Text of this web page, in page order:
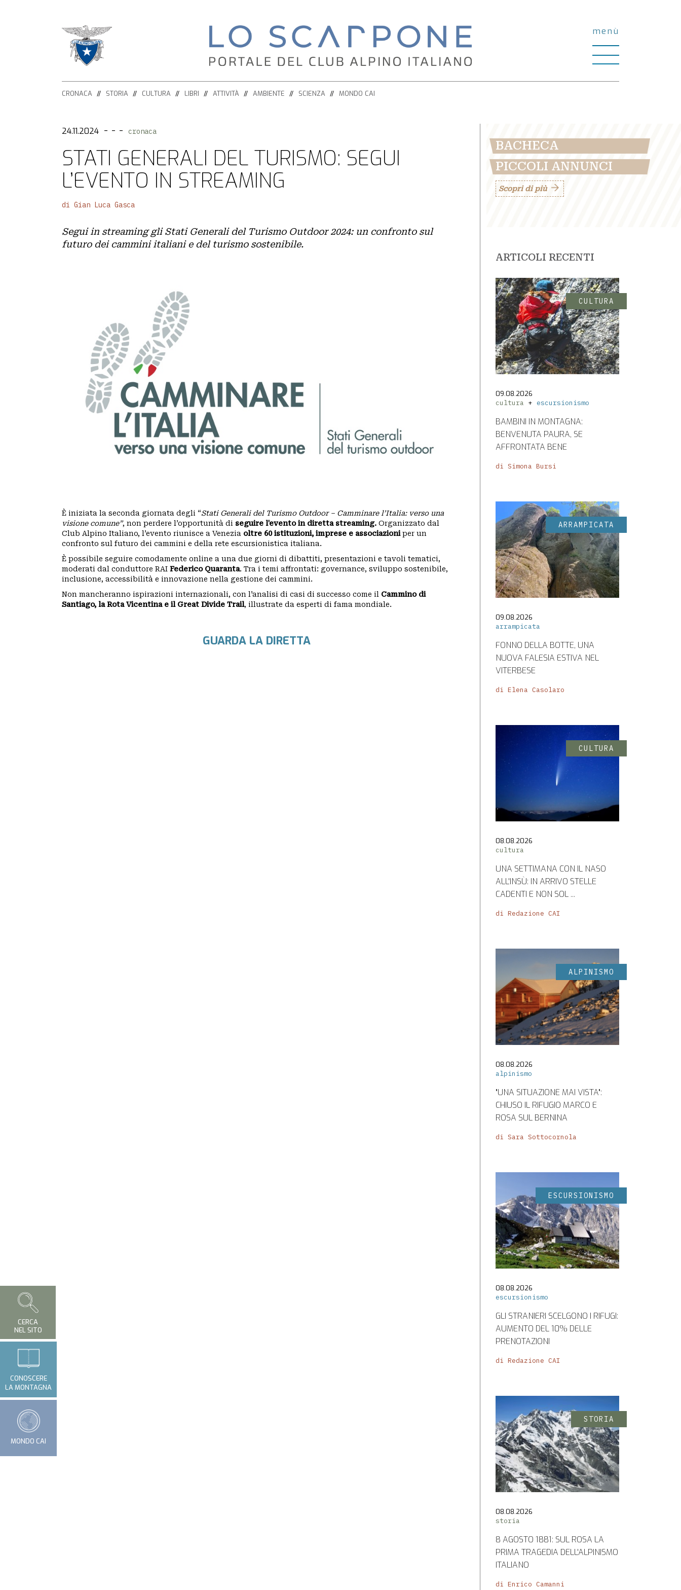
menù
HOME
ATTIVITÀ
ESCURSIONISMO
ALPINISMO
ARRAMPICATA
FERRATE
TORRENTISMO
MONDO
SEZIONI
GRUPPI
REGIONALI
ORGANI
TECNICI
CRONACA STORIA CULTURA LIBRI ATTIVITÀ AMBIENTE SCIENZA MONDO CAI
24.11.2024 - - - cronaca
STATI GENERALI DEL TURISMO: SEGUI
L’EVENTO IN STREAMING
di Gian Luca Gasca
Segui in streaming gli Stati Generali del Turismo Outdoor 2024: un confronto sul
futuro dei cammini italiani e del turismo sostenibile.
È iniziata la seconda giornata degli “Stati Generali del Turismo Outdoor – Camminare l’Italia: verso una
visione comune”, non perdere l’opportunità di seguire l'evento in diretta streaming. Organizzato dal
Club Alpino Italiano, l’evento riunisce a Venezia oltre 60 istituzioni, imprese e associazioniper un
confronto sul futuro dei cammini e della rete escursionistica italiana.
È possibile seguire comodamente online a una due giorni di dibattiti, presentazioni e tavoli tematici,
moderati dal conduttore RAI Federico Quaranta. Tra i temi affrontati: governance, sviluppo sostenibile,
inclusione, accessibilità e innovazione nella gestione dei cammini.
Non mancheranno ispirazioni internazionali, con l’analisi di casi di successo come il Cammino di
Santiago, la Rota Vicentina e il Great Divide Trail, illustrate da esperti di fama mondiale.
GUARDA LA DIRETTA
BACHECA
PICCOLI ANNUNCI
Scopri di più
ARTICOLI RECENTI
CULTURA
09.08.2026
cultura
escursionismo
BAMBINI IN MONTAGNA:
BENVENUTA PAURA, SE
AFFRONTATA BENE
di Simona Bursi
ARRAMPICATA
09.08.2026
arrampicata
FONNO DELLA BOTTE, UNA
NUOVA FALESIA ESTIVA NEL
VITERBESE
di Elena Casolaro
CULTURA
08.08.2026
cultura
UNA SETTIMANA CON IL NASO
ALL'INSÙ: IN ARRIVO STELLE
CADENTI E NON SOL ...
di Redazione CAI
ALPINISMO
08.08.2026
alpinismo
"UNA SITUAZIONE MAI VISTA":
CHIUSO IL RIFUGIO MARCO E
ROSA SUL BERNINA
di Sara Sottocornola
ESCURSIONISMO
08.08.2026
escursionismo
GLI STRANIERI SCELGONO I RIFUGI:
AUMENTO DEL 10% DELLE
PRENOTAZIONI
di Redazione CAI
STORIA
08.08.2026
storia
8 AGOSTO 1881: SUL ROSA LA
PRIMA TRAGEDIA DELL'ALPINISMO
ITALIANO
di Enrico Camanni
CERCA
NEL SITO
CONOSCERE
LA MONTAGNA
MONDO CAI